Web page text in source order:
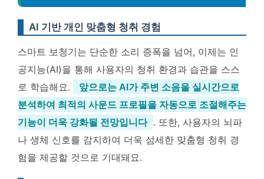
AI 기반 개인 맞춤형 청취 경험
스마트 보청기는 단순한 소리 증폭을 넘어, 이제는 인
공지능(AI)을 통해 사용자의 청취 환경과 습관을 스스
로 학습해요.
앞으로는 AI가 주변 소음을 실시간으로
분석하여 최적의 사운드 프로필을 자동으로 조절해주는
기능이 더욱 강화될 전망입니다 . 또한, 사용자의 뇌파
나 생체 신호를 감지하여 더욱 섬세한 맞춤형 청취 경
험을 제공할 것으로 기대돼요.